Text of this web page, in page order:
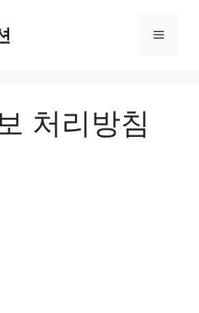
Menu
처리방침